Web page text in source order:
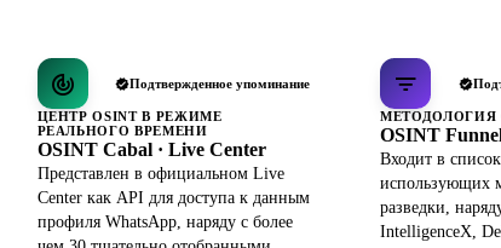
Подтвержденное упоминание
ЦЕНТР OSINT В РЕЖИМЕ
РЕАЛЬНОГО ВРЕМЕНИ
OSINT Cabal · Live Center
Представлен в официальном Live
Center как API для доступа к данным
профиля WhatsApp, наряду с более
МЕТОДОЛОГИЯ
OSINT
Входит в
использующих
разведки,
IntelligenceX,